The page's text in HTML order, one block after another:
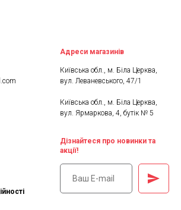
Адреси магазинів
Київська обл., м. Біла Церква,
вул. Леваневського, 47/1
Київська обл., м. Біла Церква,
вул. Ярмаркова, 4, бутік № 5
Дізнайтеся про новинки та
акції!